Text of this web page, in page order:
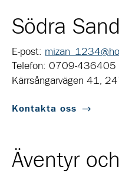
Södra
E-post:
Telefon: 0709-436405
Kärrsångarvägen 41,
Kontakta oss
Äventyr